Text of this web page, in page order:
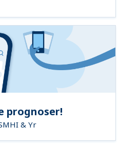
prognoser!
& Yr